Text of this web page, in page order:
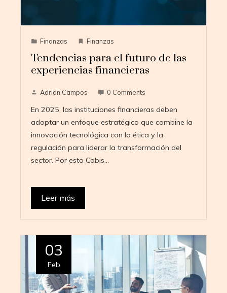
Finanzas Finanzas
Tendencias para el futuro de las
experiencias financieras
Adrián Campos 0 Comments
En 2025, las instituciones financieras deben
adoptar un enfoque estratégico que combine la
innovación tecnológica con la ética y la
regulación para liderar la transformación del
sector. Por esto Cobis…
Leer más
03
Feb